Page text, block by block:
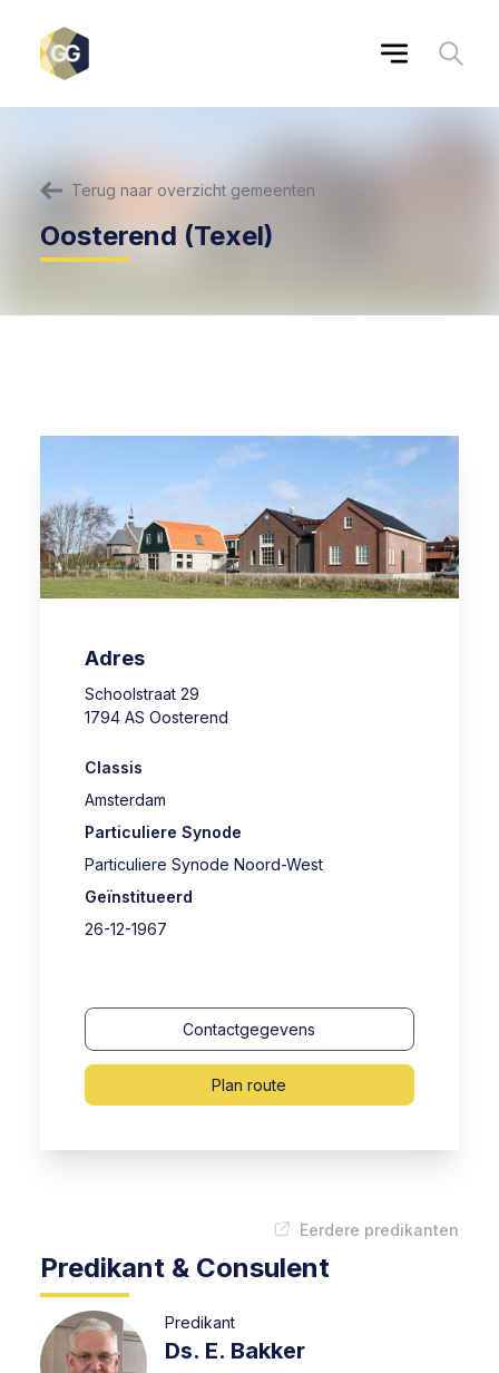
Terug naar overzicht gemeenten
Oosterend (Texel)
Adres
Schoolstraat 29
1794 AS Oosterend
Classis
Amsterdam
Particuliere Synode
Particuliere Synode Noord-West
Geïnstitueerd
26-12-1967
Contactgegevens
Plan route
Predikant & Consulent
Eerdere predikanten
Predikant
Ds. E. Bakker